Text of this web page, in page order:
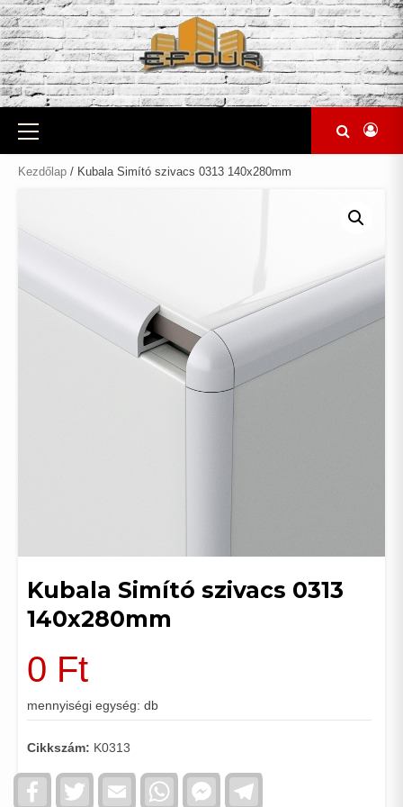
Skip
to
content
Primary
Menu
Kezdőlap / Kubala Simító szivacs 0313 140x280mm
Kubala Simító szivacs 0313
140x280mm
0 Ft
mennyiségi egység: db
Cikkszám: K0313
FacebookTwitter Email WhatsAppFacebook
Messenger